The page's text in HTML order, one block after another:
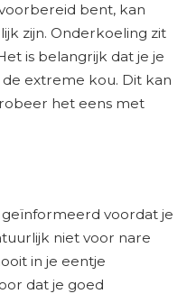
bent, kan
zijn. Onderkoeling zit
is belangrijk dat je je
extreme kou. Dit kan
het eens met
voordat je
niet voor nare
in je eentje
dat je goed